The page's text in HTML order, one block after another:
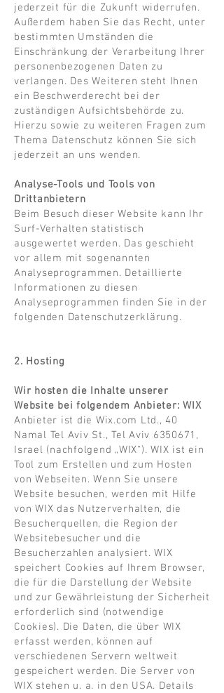
jederzeit für die Zukunft widerrufen.
Außerdem haben Sie das Recht, unter
bestimmten Umständen die
Einschränkung der Verarbeitung Ihrer
personenbezogenen Daten zu
verlangen. Des Weiteren steht Ihnen
ein Beschwerderecht bei der
zuständigen Aufsichtsbehörde zu.
Hierzu sowie zu weiteren Fragen zum
Thema Datenschutz können Sie sich
jederzeit an uns wenden.
Analyse-Tools und Tools von
Drittanbietern
Beim Besuch dieser Website kann Ihr
Surf-Verhalten statistisch
ausgewertet werden. Das geschieht
vor allem mit sogenannten
Analyseprogrammen. Detaillierte
Informationen zu diesen
Analyseprogrammen finden Sie in der
folgenden Datenschutzerklärung.
2. Hosting
Wir hosten die Inhalte unserer
Website bei folgendem Anbieter: WIX
Anbieter ist die Wix.com Ltd., 40
Namal Tel Aviv St., Tel Aviv 6350671,
Israel (nachfolgend „WIX“). WIX ist ein
Tool zum Erstellen und zum Hosten
von Webseiten. Wenn Sie unsere
Website besuchen, werden mit Hilfe
von WIX das Nutzerverhalten, die
Besucherquellen, die Region der
Websitebesucher und die
Besucherzahlen analysiert. WIX
speichert Cookies auf Ihrem Browser,
die für die Darstellung der Website
und zur Gewährleistung der Sicherheit
erforderlich sind (notwendige
Cookies). Die Daten, die über WIX
erfasst werden, können auf
verschiedenen Servern weltweit
gespeichert werden. Die Server von
WIX stehen u. a. in den USA. Details